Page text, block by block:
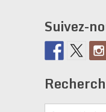
Suivez-